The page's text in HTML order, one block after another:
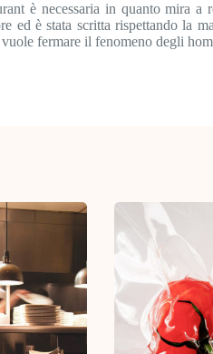
è necessaria in quanto mira a
ed è stata scritta rispettando
fermare il fenomeno degli